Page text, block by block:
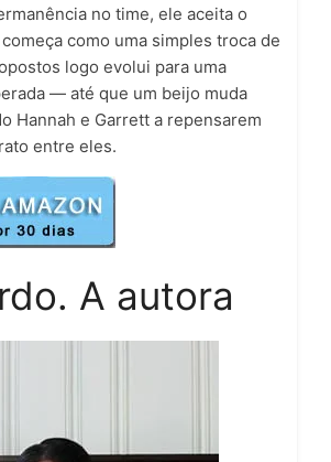
no time, ele aceita o
como uma simples troca de
logo evolui para uma
— até que um beijo muda
Hannah e Garrett a repensarem
entre eles.
A autora